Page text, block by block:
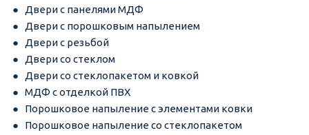
Двери с панелями МДФ
Двери с порошковым напылением
Двери с резьбой
Двери со стеклом
Двери со стеклопакетом и ковкой
МДФ с отделкой ПВХ
Порошковое напыление с элементами ковки
Порошковое напыление со стеклопакетом